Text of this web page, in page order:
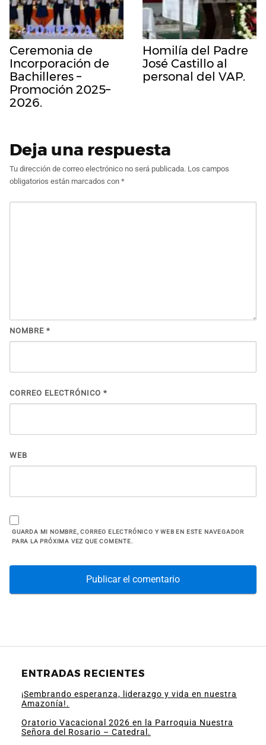
Ceremonia de
Incorporación de
Bachilleres –
Promoción 2025–
2026.
Homilía del Padre
José Castillo al
personal del VAP.
Deja una respuesta
Tu dirección de correo electrónico no será publicada. Los campos
obligatorios están marcados con *
NOMBRE *
CORREO ELECTRÓNICO *
WEB
GUARDA MI NOMBRE, CORREO ELECTRÓNICO Y WEB EN ESTE NAVEGADOR
PARA LA PRÓXIMA VEZ QUE COMENTE.
ENTRADAS RECIENTES
¡Sembrando esperanza, liderazgo y vida en nuestra
Amazonía!.
Oratorio Vacacional 2026 en la Parroquia Nuestra
Señora del Rosario – Catedral.